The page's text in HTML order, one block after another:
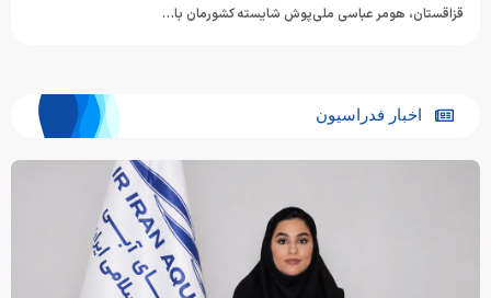
قزاقستان، هومر عباسی ملی‌پوش شایسته کشورمان با…
اخبار فدراسیون